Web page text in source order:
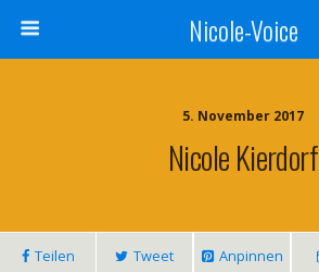
Nicole-Voice
5. November 2017
Nicole Kierdorf
Teilen Tweet Anpinnen